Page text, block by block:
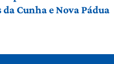
Cunha e Nova Pádua